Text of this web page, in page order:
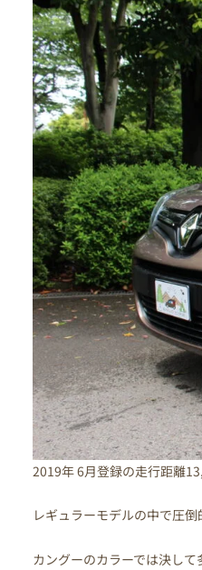
2019年 6月登録の走行距離
レギュラーモデルの中で圧
カングーのカラーでは決し